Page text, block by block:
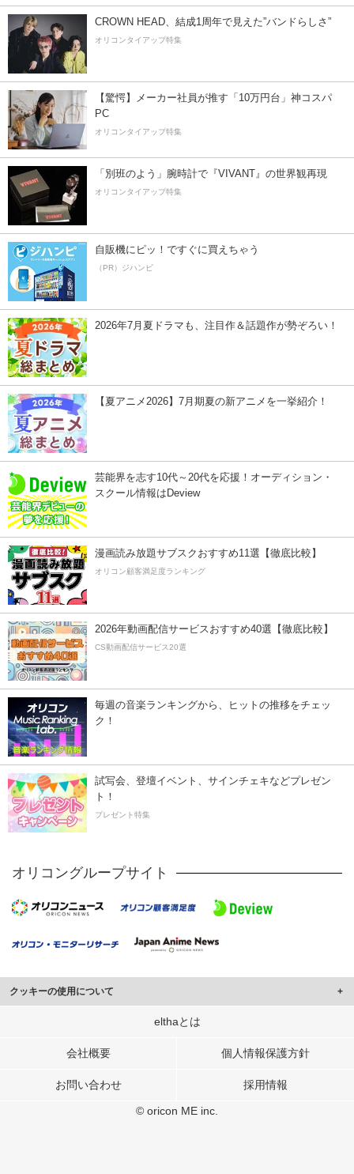
CROWN HEAD、結成1周年で見えた”バンドらしさ”
オリコンタイアップ特集
【驚愕】メーカー社員が推す「10万円台」神コスパ
PC
オリコンタイアップ特集
「別班のよう」腕時計で『VIVANT』の世界観再現
オリコンタイアップ特集
自販機にピッ！ですぐに買えちゃう
（PR）ジハンピ
2026年7月夏ドラマも、注目作＆話題作が勢ぞろい！
【夏アニメ2026】7月期夏の新アニメを一挙紹介！
芸能界を志す10代～20代を応援！オーディション・
スクール情報はDeview
漫画読み放題サブスクおすすめ11選【徹底比較】
オリコン顧客満足度ランキング
2026年動画配信サービスおすすめ40選【徹底比較】
CS動画配信サービス20選
毎週の音楽ランキングから、ヒットの推移をチェッ
ク！
試写会、登壇イベント、サインチェキなどプレゼン
ト！
プレゼント特集
オリコングループサイト
クッキーの使用について
このサイトでは Cookie を使用して、ユーザーに合わせたコンテンツや広告の
行っています。
メディアや広告配信、データ解析の各パートナーに提供しています。
elthaとは
会社概要 個人情報保護方針
お問い合わせ 採用情報
© oricon ME inc.